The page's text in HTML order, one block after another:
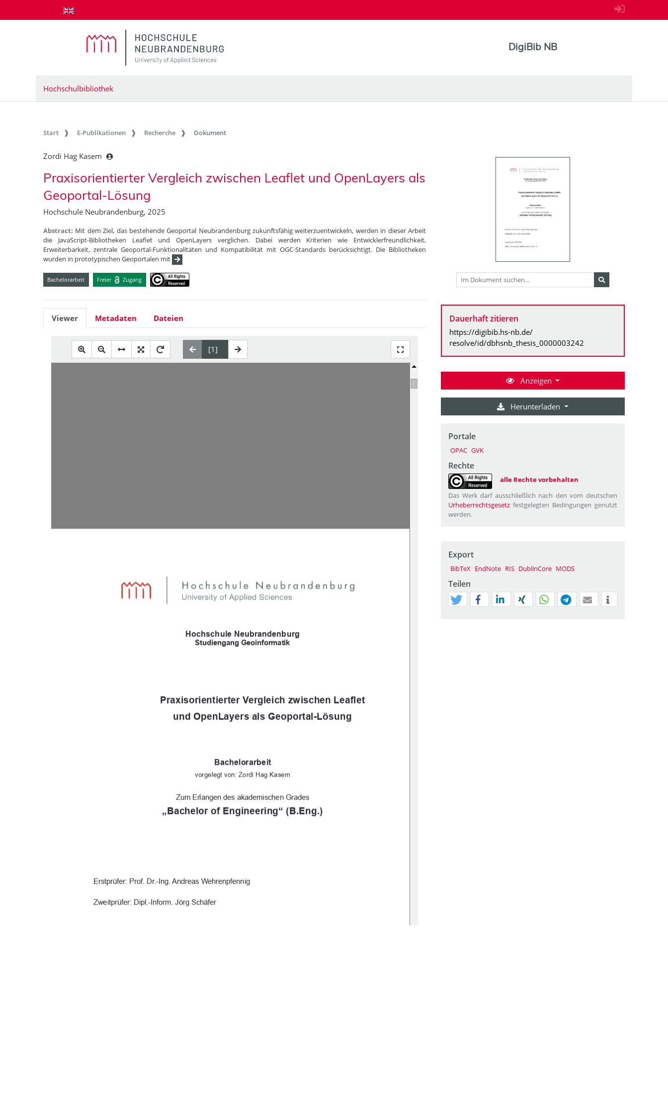
zum Inhalt springen
DigiBib NB
Hochschulbibliothek
Start E-Publikationen Recherche Dokument
Zordi Hag Kasem
Praxisorientierter Vergleich zwischen Leaflet und OpenLayers als
Geoportal-Lösung
Hochschule Neubrandenburg, 2025
Abstract: Mit dem Ziel, das bestehende Geoportal Neubrandenburg zukunftsfähig weiterzuentwickeln, werden in dieser Arbeit
die JavaScript-Bibliotheken Leaflet und OpenLayers verglichen. Dabei werden Kriterien wie Entwicklerfreundlichkeit,
Erweiterbarkeit, zentrale Geoportal-Funktionalitäten und Kompatibilität mit OGC-Standards berücksichtigt. Die Bibliotheken
wurden in prototypischen Geoportalen mit
Bachelorarbeit Freier Zugang
Viewer Metadaten Dateien
Hochschule Neubrandenburg
Studiengang Geoinformatik
Praxisorientierter Vergleich zwischen Leaflet
und OpenLayers als Geoportal-Lösung
Bachelorarbeit
vorgelegt von: Zordi Hag Kasem
Zum Erlangen des akademischen Grades
„Bachelor of Engineering“ (B.Eng.)
Erstprüfer: Prof. Dr.-Ing. Andreas Wehrenpfennig
Zweitprüfer: Dipl.-Inform. Jörg Schäfer
Dauerhaft zitieren
https://digibib.hs-nb.de/
resolve/id/dbhsnb_thesis_0000003242
Anzeigen
Herunterladen
Portale
OPAC GVK
Rechte
alle Rechte vorbehalten
Das Werk darf ausschließlich nach den vom deutschen
Urheberrechtsgesetz festgelegten Bedingungen genutzt
werden.
Export
BibTeX EndNote RIS DublinCore MODS
Teilen